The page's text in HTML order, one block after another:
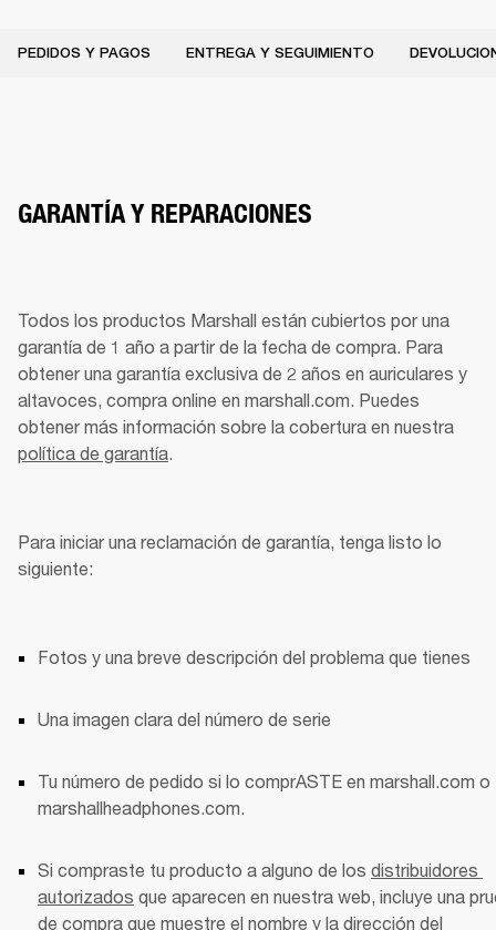
PEDIDOS Y PAGOS ENTREGA Y SEGUIMIENTO
GARANTÍA Y REPARACIONES
Todos los productos Marshall están cubiertos por una
garantía de 1 año a partir de la fecha de compra. Para
obtener una garantía exclusiva de 2 años en auriculares y
altavoces, compra online en marshall.com. Puedes
política de garantía.
Para iniciar una reclamación de garantía, tenga listo lo
siguiente:
Fotos y una breve descripción del problema que tienes
Una imagen clara del número de serie
Tu número de pedido si lo comprASTE en marshall.com o
marshallheadphones.com.
Si compraste tu producto a alguno de los distribuidores
autorizados que aparecen en nuestra web, incluye una
de compra que muestre el nombre y la dirección del